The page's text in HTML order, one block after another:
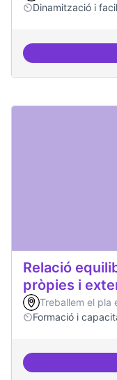
Dinamització i
Relació
pròpies i
Treballem el pla
Formació i